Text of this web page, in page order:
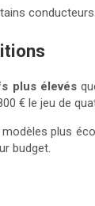
conducteurs.
plus élevés
€ le jeu de
plus
budget.